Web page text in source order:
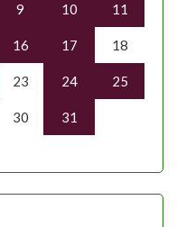
9 10 11
16 17 18
23 24 25
30
31